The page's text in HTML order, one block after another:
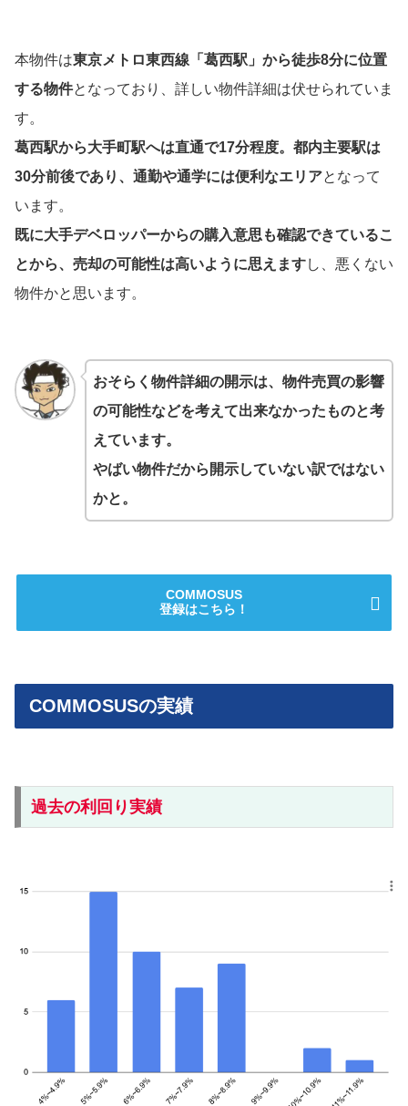
本物件は東京メトロ東西線「葛西駅」から徒歩8分に位置
する物件となっており、詳しい物件詳細は伏せられていま
す。
葛西駅から大手町駅へは直通で17分程度。都内主要駅は
30分前後であり、通勤や通学には便利なエリアとなって
います。
既に大手デベロッパーからの購入意思も確認できているこ
とから、売却の可能性は高いように思えますし、悪くない
物件かと思います。
おそらく物件詳細の開示は、物件売買の影響
の可能性などを考えて出来なかったものと考
えています。
やばい物件だから開示していない訳ではない
かと。
COMMOSUS
登録はこちら！
COMMOSUSの実績
過去の利回り実績